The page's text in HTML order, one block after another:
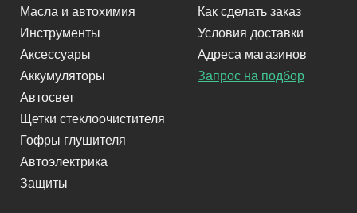
Масла и автохимия
Инструменты
Аксессуары
Аккумуляторы
Автосвет
Щетки стеклоочистителя
Гофры глушителя
Автоэлектрика
Защиты
Как сделать заказ
Условия доставки
Адреса магазинов
Запрос на подбор